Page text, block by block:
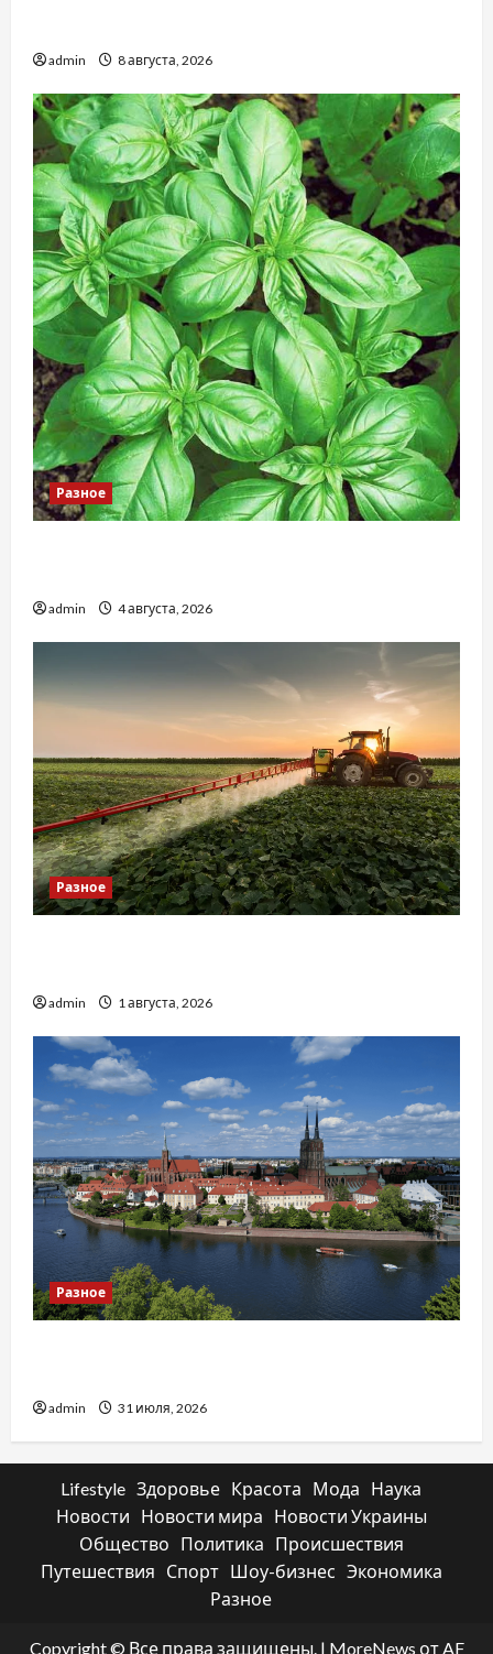
admin 8 августа, 2026
Разное
admin 4 августа, 2026
Разное
admin 1 августа, 2026
Разное
admin 31 июля, 2026
Lifestyle Здоровье Красота Мода
Наука
Новости
Новости мира
Новости Украины
Общество
Политика
Происшествия
Путешествия
Спорт Шоу-бизнес Экономика
Разное
Copyright © Все права защищены. | MoreNews от AF